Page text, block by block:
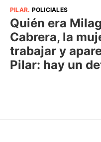
PILAR. POLICIALES
Quién era
Cabrera, la
trabajar y
Pilar: hay un